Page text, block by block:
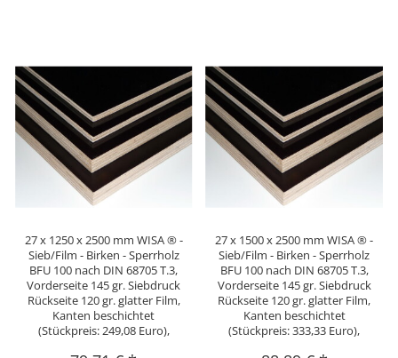
27 x 1250 x 2500 mm WISA ® -
Sieb/Film - Birken - Sperrholz
BFU 100 nach DIN 68705 T.3,
Vorderseite 145 gr. Siebdruck
Rückseite 120 gr. glatter Film,
Kanten beschichtet
(Stückpreis: 249,08 Euro),
27 x 1500 x 2500 mm WISA ® -
Sieb/Film - Birken - Sperrholz
BFU 100 nach DIN 68705 T.3,
Vorderseite 145 gr. Siebdruck
Rückseite 120 gr. glatter Film,
Kanten beschichtet
(Stückpreis: 333,33 Euro),